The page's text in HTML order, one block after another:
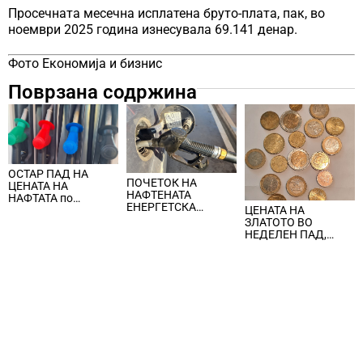
Просечната месечна исплатена бруто-плата, пак, во
ноември 2025 година изнесувала 69.141 денар.
Фото Економија и бизнис
Поврзана содржина
ОСТАР ПАД НА
ЦЕНАТА НА
НАФТАТА по
ПОЧЕТОК НА
НАФТЕНАТА
ЕНЕРГЕТСКА
ЦЕНАТА НА
ЗЛАТОТО ВО
НЕДЕЛЕН ПАД,